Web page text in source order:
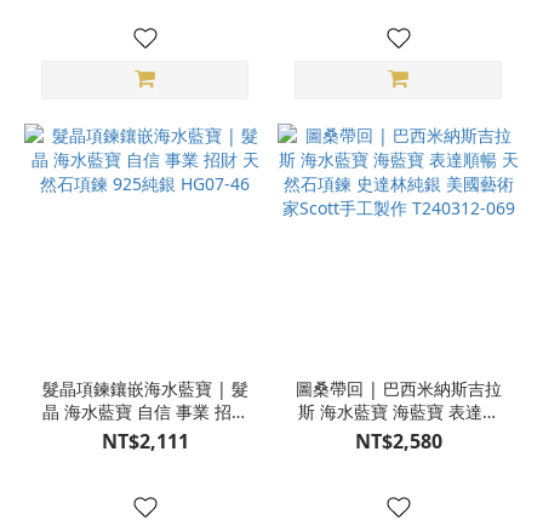
髮晶項鍊鑲嵌海水藍寶 | 髮
晶 海水藍寶 自信 事業 招財
天然石項鍊 925純銀 HG07-
46
NT$2,111
圖桑帶回 | 巴西米納斯吉拉
斯 海水藍寶 海藍寶 表達順
暢 天然石項鍊 史達林純銀
美國藝術家Scott手工製作
NT$2,580